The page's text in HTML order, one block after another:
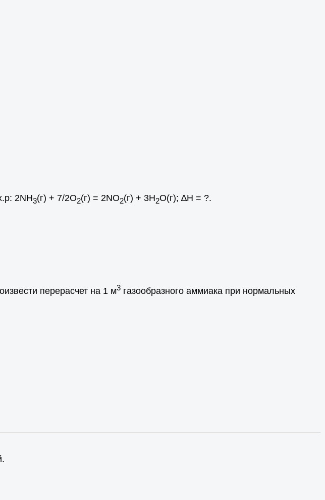
2NH3(г) + 7/2O2(г) = 2NO2(г) + 3H2O(г); ∆Н = ?.
перерасчет на 1 м3 газообразного аммиака при нормальных